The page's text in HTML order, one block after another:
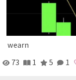
wearn
73
1 5 1